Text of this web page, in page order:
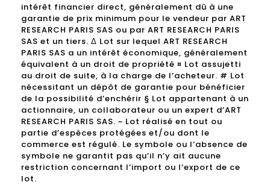
intérêt financier direct, généralement dû à une
garantie de prix minimum pour le vendeur par ART
RESEARCH PARIS SAS ou par ART RESEARCH PARIS
SAS et un tiers. Δ Lot sur lequel ART RESEARCH
PARIS SAS a un intérêt économique, généralement
équivalent à un droit de propriété ¤ Lot assujetti
au droit de suite, à la charge de l’acheteur. # Lot
nécessitant un dépôt de garantie pour bénéficier
de la possibilité d’enchérir § Lot appartenant à un
actionnaire, un collaborateur ou un expert d’ART
RESEARCH PARIS SAS. ~ Lot réalisé en tout ou
partie d’espèces protégées et/ou dont le
commerce est régulé. Le symbole ou l’absence de
symbole ne garantit pas qu’il n’y ait aucune
restriction concernant l’import ou l’export de ce
lot.